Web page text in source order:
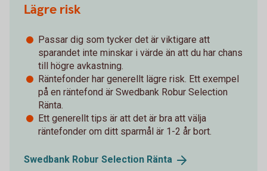
Lägre risk
Passar dig som tycker det är viktigare att
sparandet inte minskar i värde än att du har chans
till högre avkastning.
Räntefonder har generellt lägre risk. Ett exempel
på en räntefond är Swedbank Robur Selection
Ränta.
Ett generellt tips är att det är bra att välja
räntefonder om ditt sparmål är 1-2 år bort.
Swedbank Robur Selection Ränta